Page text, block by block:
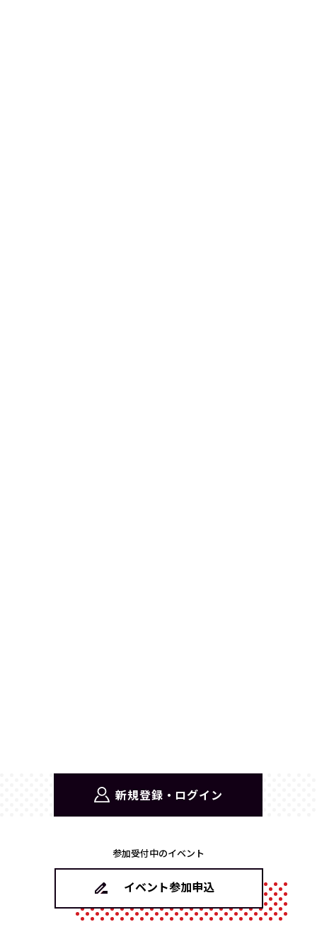
新規登録・ログイン
参加受付中のイベント
イベント参加申込